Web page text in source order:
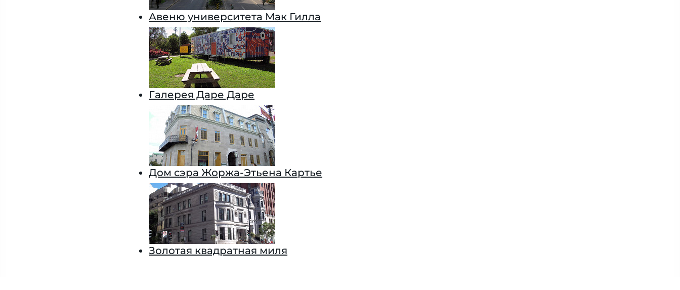
Авеню университета Мак Гилла
Галерея Даре Даре
Дом сэра Жоржа-Этьена Картье
Золотая квадратная миля